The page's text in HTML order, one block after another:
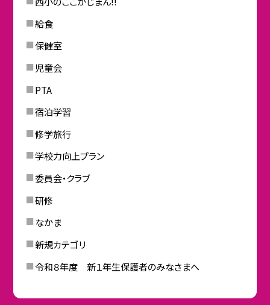
給食
保健室
児童会
PTA
宿泊学習
修学旅行
学校力向上プラン
委員会・クラブ
研修
なかま
新規カテゴリ
令和８年度 新１年生保護者のみなさまへ